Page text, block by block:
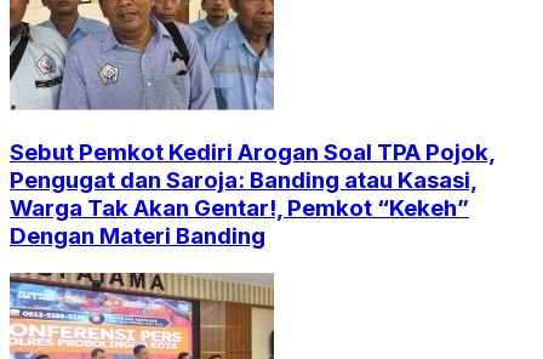
Sebut Pemkot Kediri Arogan Soal TPA Pojok,
Pengugat dan Saroja: Banding atau Kasasi,
Warga Tak Akan Gentar!, Pemkot “Kekeh”
Dengan Materi Banding